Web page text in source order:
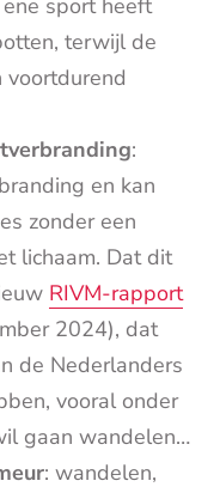
sport heeft
terwijl de
:
en kan
zonder een
lichaam. Dat dit
RIVM-rapport
2024), dat
de Nederlanders
vooral onder
gaan wandelen…
: wandelen,